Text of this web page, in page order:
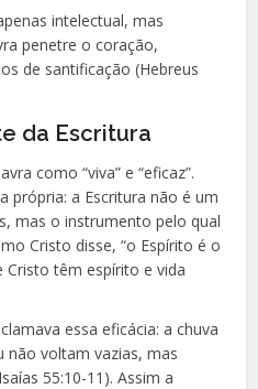
intelectual, mas
penetre o coração,
de santificação (Hebreus
da Escritura
como “viva” e “eficaz”.
própria: a Escritura não é um
mas o instrumento pelo qual
Cristo disse, “o Espírito é o
Cristo têm espírito e vida
essa eficácia: a chuva
não voltam vazias, mas
55:10-11). Assim a